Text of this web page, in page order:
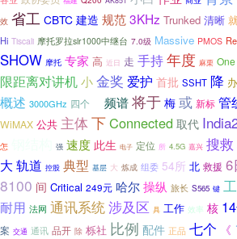
效 省工 CBTC 建造 规范3KHz Trunked 清晰
Hi Tiscali 摩托罗拉slr1000中继台 7.0级 Massive PMOS
SHOW 摩托 专家 高 近日 走 手持年度 麻栗 One
限距离对讲机小金奖 爱护 首批 SSHT 降
概述 3000GHz 四个 频谱将于 梅 或 新标 管
WiMAX 公共 主体 下Connected 取代
怎 强 速度 此生 电子 定位 所 4.5G 嘉兴 搜救
大 轨道 控股 典型 基层 大 炼成 组委 54所 北 救援 6
8100 间 Critical 249元 哈尔操纵 旅长 S565 键
耐用 法网 通讯系统涉及区 具 工作 效率 核
案 交通 通讯 品开 除 栎社 比例 配件 正品 七个 《